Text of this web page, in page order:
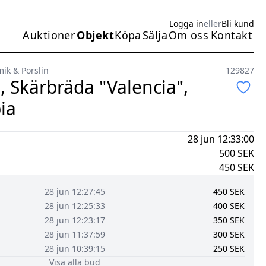
Logga inellerBli kund
Huvudmeny
AuktionerObjektKöpa SäljaOm oss Kontakt
& Porslin 129827
Skärbräda "Valencia",
28 jun 12:33:00
500SEK
450SEK
28 jun 12:27:45 450 SEK
28 jun 12:25:33
400 SEK
28 jun 12:23:17
350 SEK
28 jun 11:37:59
300 SEK
28 jun 10:39:15
250 SEK
Visa alla bud